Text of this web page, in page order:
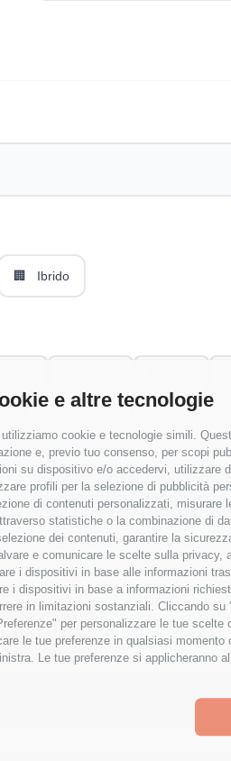
e altre tecnologie
cookie e tecnologie simili.
e, previo tuo consenso, per scopi
su dispositivo e/o accedervi, utilizzare
profili per la selezione di pubblicità
di contenuti personalizzati, misurare
statistiche o la combinazione di
dei contenuti, garantire la
e comunicare le scelte sulla
i dispositivi in base alle informazioni
i dispositivi in base a informazioni
in limitazioni sostanziali. Cliccando
per personalizzare le tue scelte
le tue preferenze in qualsiasi
Le tue preferenze si applicheranno
🏢 Ibrido
👔 Management 🔍 Other
Applica Filtri
RAL ✓